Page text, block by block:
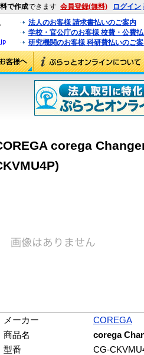
で作成できます 会員登録(無料) ログイン
法人のお客様 請求書払いのご案内
学校・官公庁のお客様 校費・公費
研究機関のお客様 科研費払いのご
corega
メーカー
COREGA
商品名
corega
型番
CG-